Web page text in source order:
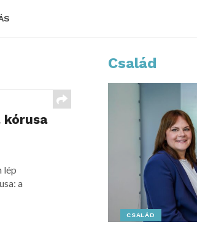
kórusa
lép
a
Család
CSALÁD